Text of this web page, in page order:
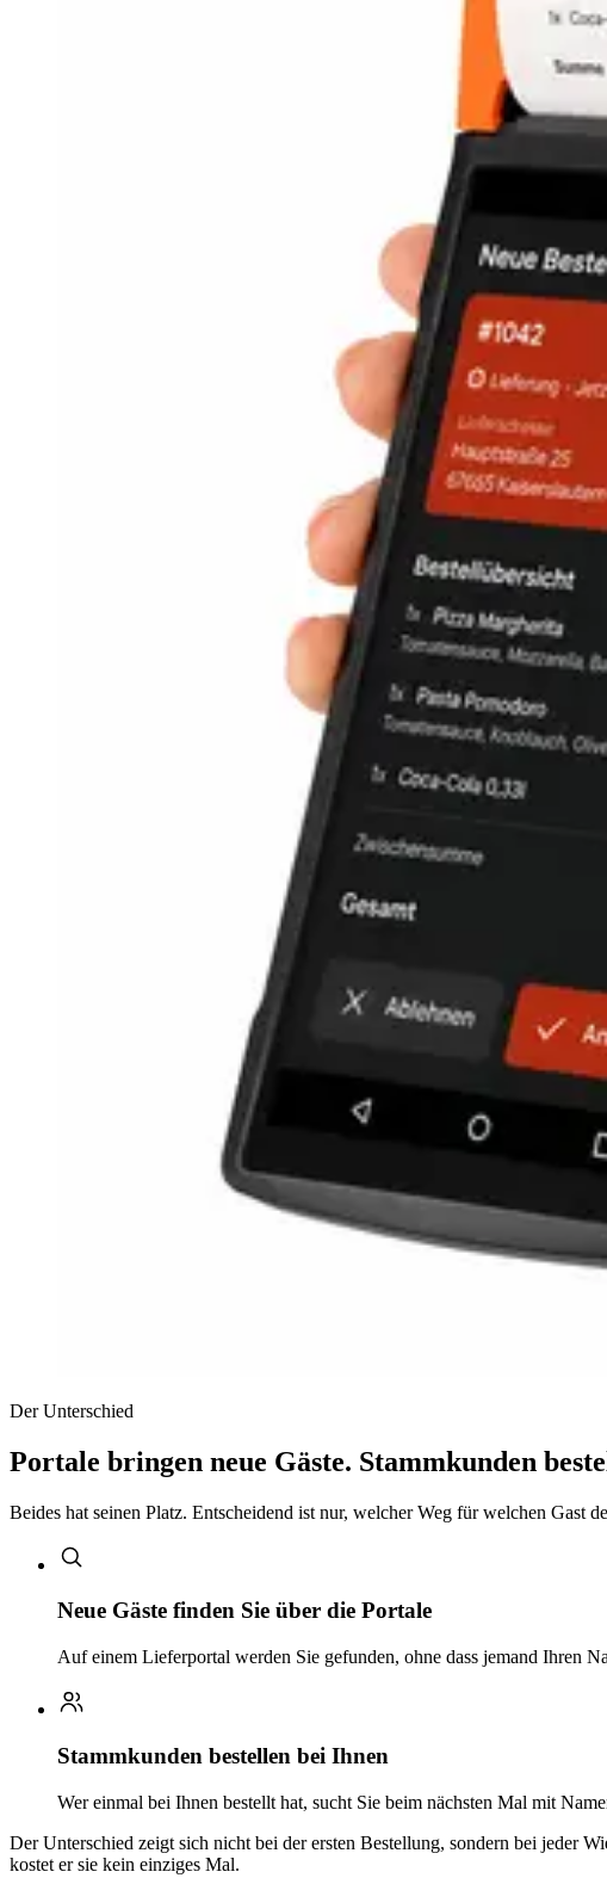
Der Unterschied
Portale bringen neue Gäste. Stammkunden
Beides hat seinen Platz. Entscheidend ist nur, welcher Weg für welchen Gast
Neue Gäste finden Sie über die Portale
Auf einem Lieferportal werden Sie gefunden, ohne dass jemand Ihren
Stammkunden bestellen bei Ihnen
Wer einmal bei Ihnen bestellt hat, sucht Sie beim nächsten Mal mit
Der Unterschied zeigt sich nicht bei der ersten Bestellung, sondern bei jeder
kostet er sie kein einziges Mal.